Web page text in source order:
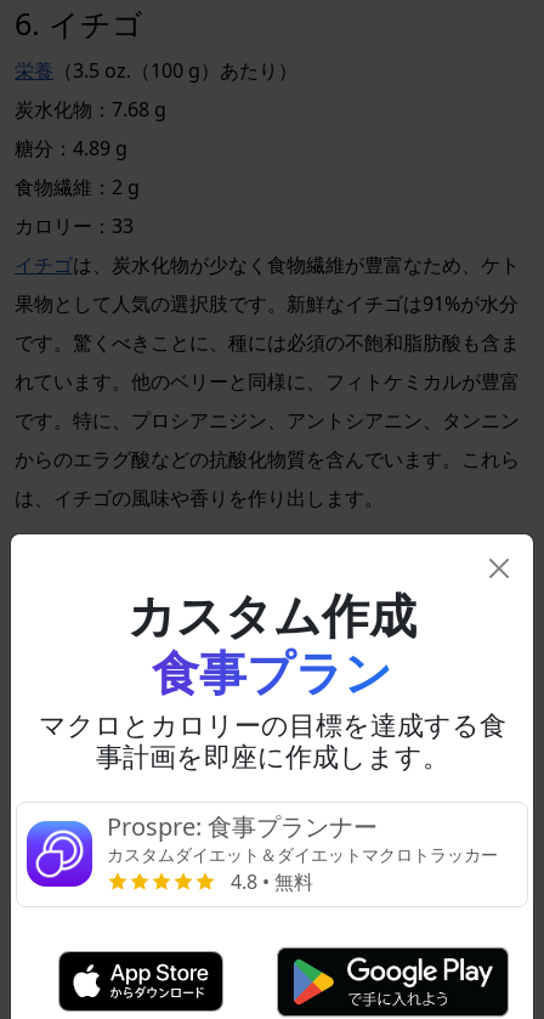
6. イチゴ
栄養 （3.5 oz.（100 g）あたり）
炭水化物：7.68 g
糖分：4.89 g
食物繊維：2 g
カロリー：33
イチゴは、炭水化物が少なく食物繊維が豊富なため、ケト
果物として人気の選択肢です。新鮮なイチゴは91%が水分
です。驚くべきことに、種には必須の不飽和脂肪酸も含ま
れています。他のベリーと同様に、フィトケミカルが豊富
です。特に、プロシアニジン、アントシアニン、タンニン
からのエラグ酸などの抗酸化物質を含んでいます。これら
は、イチゴの風味や香りを作り出します。
（3.5 oz.（100 g）あたり）
炭水化物：6.73 g
食物繊維：2.8 g
カロリー：31
カラマンボは、主に水分で構成されている低ネット炭水化
物の果物です。スター フルーツは、ビタミンCが豊富で、
銅やパントテン酸の供給源です。食用のワックス状の皮に
は、微量ミネラルの鉄、亜鉛、マグネシウム、カリウムが
含まれています。これらの果物は、植物性タンパク質の良
い供給源でもあります。酸味と甘みのある食感は、ケトメ
カスタム作成
食事プラン
マクロとカロリーの目標を達成する食
事計画を即座に作成します。
Prospre: 食事プランナー
カスタムダイエット＆ダイエットマクロトラッカー
4.8 • 無料